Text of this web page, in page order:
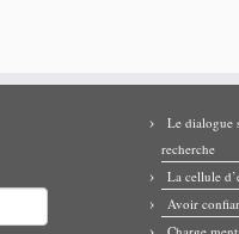
Le dialogue
recherche
La cellule
Avoir